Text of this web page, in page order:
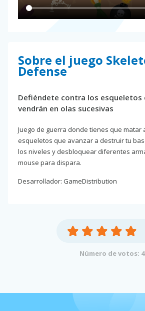
Sobre el juego
Defense
Defiéndete contra los esqueletos
vendrán en olas sucesivas
Juego de guerra donde tienes que matar
esqueletos que avanzar a destruir tu
los niveles y desbloquear diferentes
mouse para dispara.
Desarrollador: GameDistribution
Número de votos: 4